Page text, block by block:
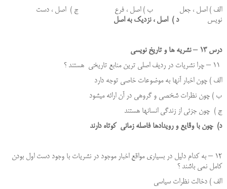
الف ) اصل ، جعل ب ) اصل ، فرع ج ) اصل ، دست
نویسد ) اصل ، نزدیک به اصل
درس 13 – نشریه
ها و تاریخ نویسی
الف ) چون اخبار آن­ها به موضوعات خاصی توجه دارد
ب ) چون نظرات شخصی و گروهی در آن ارائه می­شود
ج ) چون جزئی از زندگی انسانها هستند
د) چون با وقایع و رویدادها فاصله زمانی کوتاه دارند
12 – به کدام دلیل در بسیاری مواقع اخبار موجود در نشریات با وجود دست اول بودن
کامل نمی باشند ؟
الف ) دخالت نظرات سیاسی